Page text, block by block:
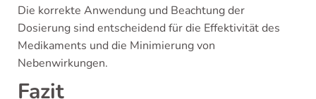
Die korrekte Anwendung und Beachtung der
Dosierung sind entscheidend für die Effektivität des
Medikaments und die Minimierung von
Nebenwirkungen.
Fazit